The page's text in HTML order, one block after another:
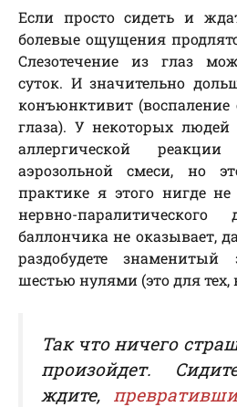
Если просто сидеть и
болевые ощущения
Слезотечение из глаз
суток. И значительно
конъюнктивит (воспаление
глаза). У некоторых
аллергической
аэрозольной смеси, но
практике я этого нигде не
нервно-
баллончика не оказывает,
раздобудете
шестью нулями (это для тех,
Так что ничего
произойдет.
ждите,